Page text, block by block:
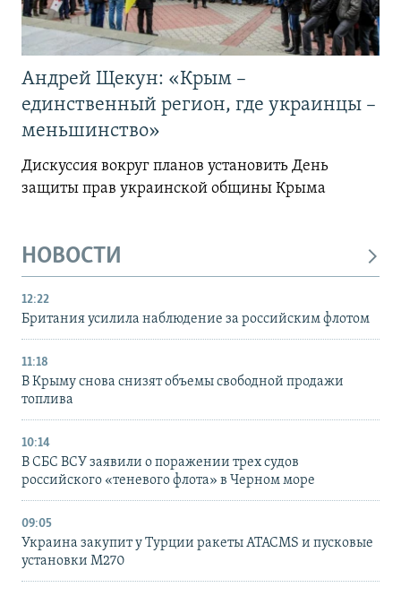
Андрей Щекун: «Крым –
единственный регион, где украинцы –
меньшинство»
Дискуссия вокруг планов установить День
защиты прав украинской общины Крыма
НОВОСТИ
12:22
Британия усилила наблюдение за российским флотом
11:18
В Крыму снова снизят объемы свободной продажи
топлива
10:14
В СБС ВСУ заявили о поражении трех судов
российского «теневого флота» в Черном море
09:05
Украина закупит у Турции ракеты ATACMS и пусковые
установки M270